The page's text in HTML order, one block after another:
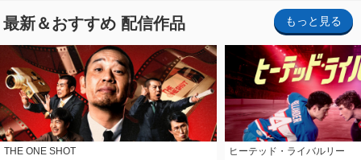
最新＆おすすめ 配信作品 もっと見る
THE ONE SHOT
ヒーテッド・ライバルリー